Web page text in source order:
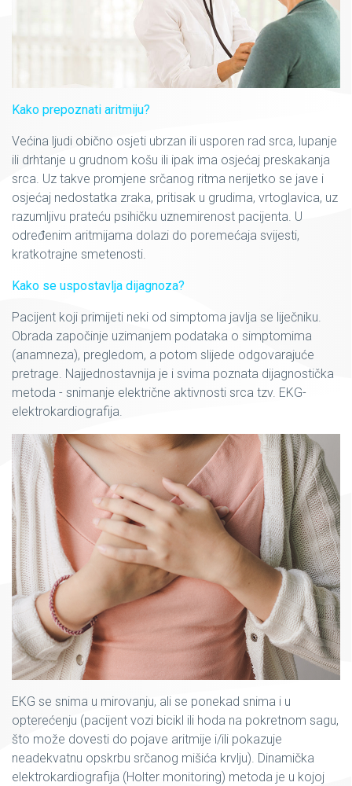
Kako prepoznati aritmiju?
Većina ljudi obično osjeti ubrzan ili usporen rad srca, lupanje
ili drhtanje u grudnom košu ili ipak ima osjećaj preskakanja
srca. Uz takve promjene srčanog ritma nerijetko se jave i
osjećaj nedostatka zraka, pritisak u grudima, vrtoglavica, uz
razumljivu prateću psihičku uznemirenost pacijenta. U
određenim aritmijama dolazi do poremećaja svijesti,
kratkotrajne smetenosti.
Kako se uspostavlja dijagnoza?
Pacijent koji primijeti neki od simptoma javlja se liječniku.
Obrada započinje uzimanjem podataka o simptomima
(anamneza), pregledom, a potom slijede odgovarajuće
pretrage. Najjednostavnija je i svima poznata dijagnostička
metoda - snimanje električne aktivnosti srca tzv. EKG-
elektrokardiografija.
EKG se snima u mirovanju, ali se ponekad snima i u
opterećenju (pacijent vozi bicikl ili hoda na pokretnom sagu,
što može dovesti do pojave aritmije i/ili pokazuje
neadekvatnu opskrbu srčanog mišića krvlju). Dinamička
elektrokardiografija (Holter monitoring) metoda je u kojoj